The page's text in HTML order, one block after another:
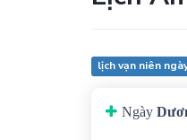
lịch vạn niên
Ngày